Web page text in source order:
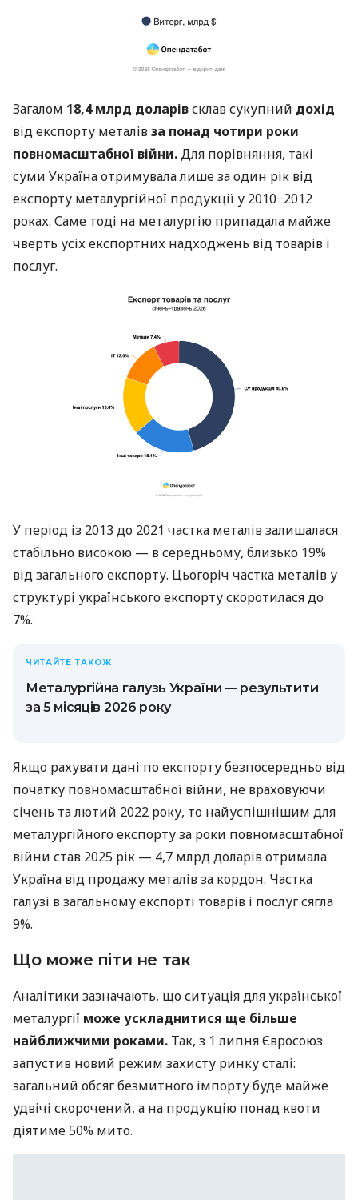
Загалом 18,4 млрд доларівсклав сукупний дохід
від експорту металівза понад чотири роки
повномасштабної війни.Для порівняння, такі
суми Україна отримувала лише за один рік від
експорту металургійної продукції у 2010−2012
роках. Саме тоді на металургію припадала майже
чверть усіх експортних надходжень від товарів і
послуг.
У період із 2013 до 2021 частка металів залишалася
стабільно високою — в середньому, близько 19%
від загального експорту. Цьогоріч частка металів у
структурі українського експорту скоротилася до
7%.
ЧИТАЙТЕ ТАКОЖ
Металургійна галузь України — результити
за 5 місяців 2026 року
Якщо рахувати дані по експорту безпосередньо від
початку повномасштабної війни, не враховуючи
січень та лютий 2022 року, то найуспішнішим для
металургійного експорту за роки повномасштабної
війни став 2025 рік — 4,7 млрд доларів отримала
Україна від продажу металів за кордон. Частка
галузі в загальному експорті товарів і послуг сягла
9%.
Що може піти не так
Аналітики зазначають, що ситуація для української
металургії може ускладнитися ще більше
найближчими роками. Так, з 1 липня Євросоюз
запустив новий режим захисту ринку сталі:
загальний обсяг безмитного імпорту буде майже
удвічі скорочений, а на продукцію понад квоти
діятиме 50% мито.